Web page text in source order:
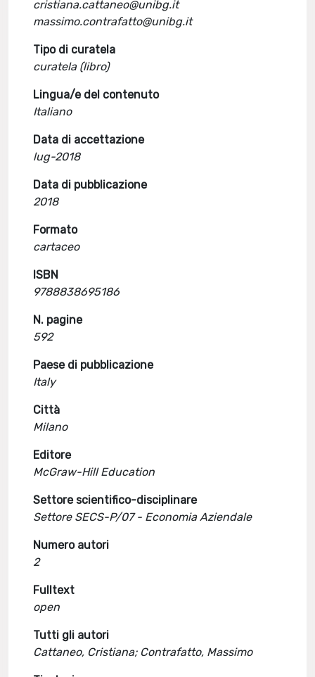
cristiana.cattaneo@unibg.it
massimo.contrafatto@unibg.it
Tipo di curatela
curatela (libro)
Lingua/e del contenuto
Italiano
Data di accettazione
lug-2018
Data di pubblicazione
2018
Formato
cartaceo
ISBN
9788838695186
N. pagine
592
Paese di pubblicazione
Italy
Città
Milano
Editore
McGraw-Hill Education
Settore scientifico-disciplinare
Settore SECS-P/07 - Economia Aziendale
Numero autori
2
Fulltext
open
Tutti gli autori
Cattaneo, Cristiana; Contrafatto, Massimo